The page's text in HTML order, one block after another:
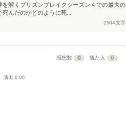
解くプリズンブレイクシーズン４での最大の
んだのかどのように死...
2504文字
感想数 0 観た人 0
演出 0.00